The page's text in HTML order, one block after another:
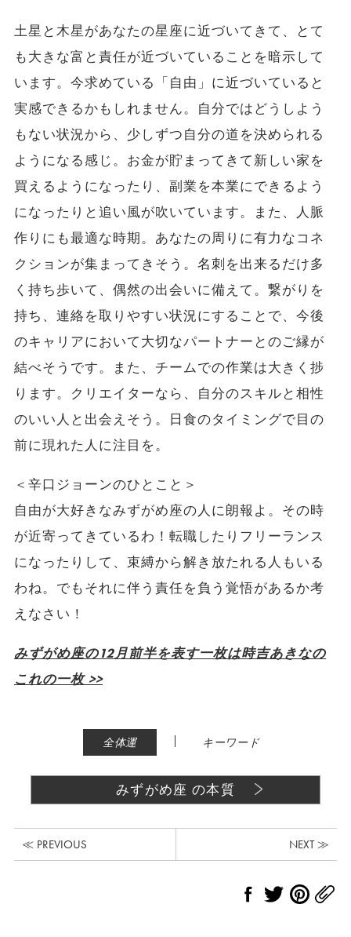
土星と木星があなたの星座に近づいてきて、とて
も大きな富と責任が近づいていることを暗示して
います。今求めている「自由」に近づいていると
実感できるかもしれません。自分ではどうしよう
もない状況から、少しずつ自分の道を決められる
ようになる感じ。お金が貯まってきて新しい家を
買えるようになったり、副業を本業にできるよう
になったりと追い風が吹いています。また、人脈
作りにも最適な時期。あなたの周りに有力なコネ
クションが集まってきそう。名刺を出来るだけ多
く持ち歩いて、偶然の出会いに備えて。繋がりを
持ち、連絡を取りやすい状況にすることで、今後
のキャリアにおいて大切なパートナーとのご縁が
結べそうです。また、チームでの作業は大きく捗
ります。クリエイターなら、自分のスキルと相性
のいい人と出会えそう。日食のタイミングで目の
前に現れた人に注目を。
＜辛口ジョーンのひとこと＞
自由が大好きなみずがめ座の人に朗報よ。その時
が近寄ってきているわ！転職したりフリーランス
になったりして、束縛から解き放たれる人もいる
わね。でもそれに伴う責任を負う覚悟があるか考
えなさい！
みずがめ座の12月前半を表す一枚は時吉あきなの
これの一枚 >>
全体運 | キーワード
みずがめ座 の本質
≪ PREVIOUS NEXT ≫